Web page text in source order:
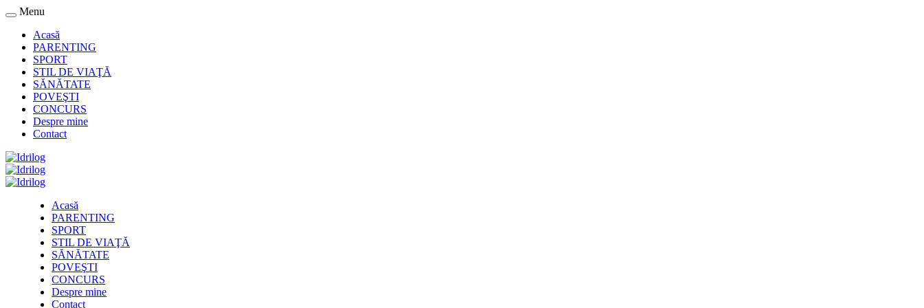
Menu
Acasă
PARENTING
SPORT
STIL DE VIAŢĂ
SĂNĂTATE
POVEŞTI
CONCURS
Despre mine
Contact
Acasă
PARENTING
SPORT
STIL DE VIAŢĂ
SĂNĂTATE
POVEŞTI
CONCURS
Despre mine
Contact